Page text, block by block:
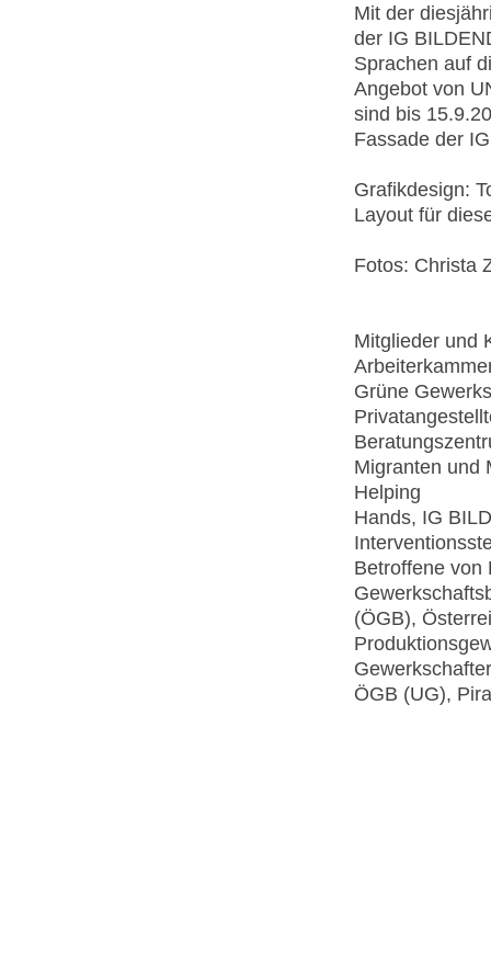
Mit der
der IG
Sprachen auf
Angebot von
sind bis
Fassade der
Grafikdesign:
Layout für
Fotos: Christa
Mitglieder und
Grüne
Migranten und
Helping
Hands, IG
Betroffene von
(ÖGB),
ÖGB (UG),